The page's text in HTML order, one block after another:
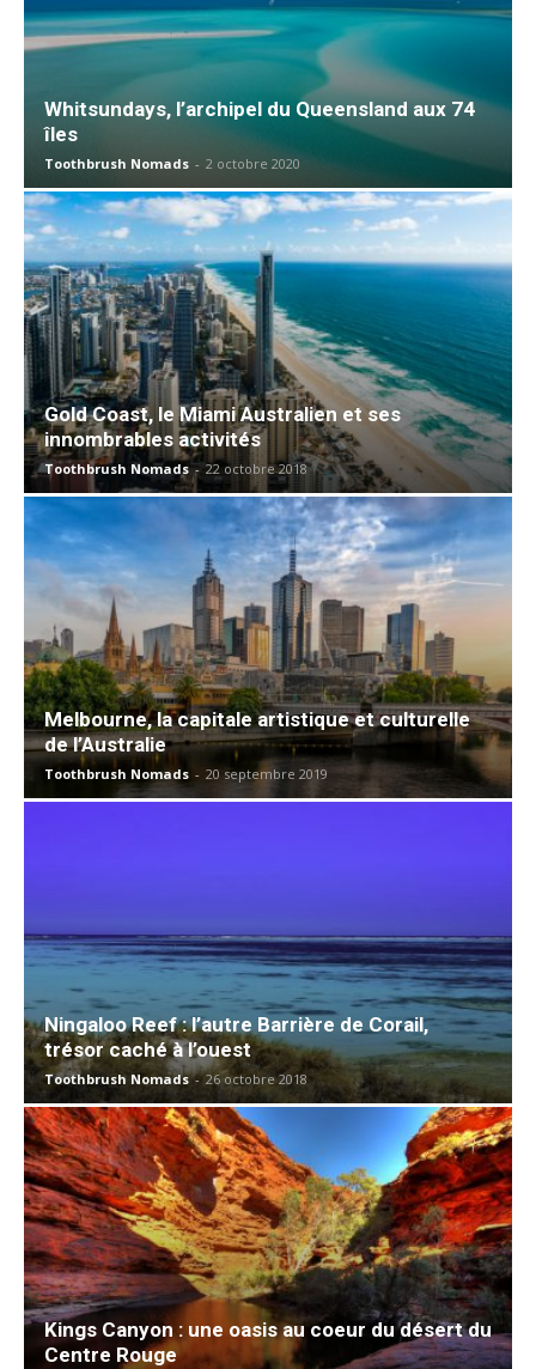
Whitsundays, l’archipel du Queensland aux 74
îles
Toothbrush Nomads - 2 octobre 2020
Gold Coast, le Miami Australien et ses
innombrables activités
Toothbrush Nomads - 22 octobre 2018
Melbourne, la capitale artistique et culturelle
de l’Australie
Toothbrush Nomads - 20 septembre 2019
Ningaloo Reef : l’autre Barrière de Corail,
trésor caché à l’ouest
Toothbrush Nomads - 26 octobre 2018
Kings Canyon : une oasis au coeur du désert du
Centre Rouge